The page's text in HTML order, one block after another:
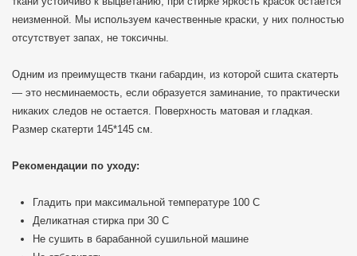
неизменной. Мы используем качественные краски, у них полностью
отсутствует запах, не токсичны.
Одним из преимуществ ткани габардин, из которой сшита скатерть
— это несминаемость, если образуется заминание, то практически
никаких следов не остается. Поверхность матовая и гладкая.
Размер скатерти 145*145 см.
Рекомендации по уходу:
Гладить при максимальной температуре 100 C
Деликатная стирка при 30 С
Не сушить в барабанной сушильной машине